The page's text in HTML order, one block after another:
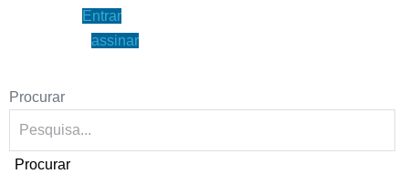
Entrar
assinar
Procurar
Procurar